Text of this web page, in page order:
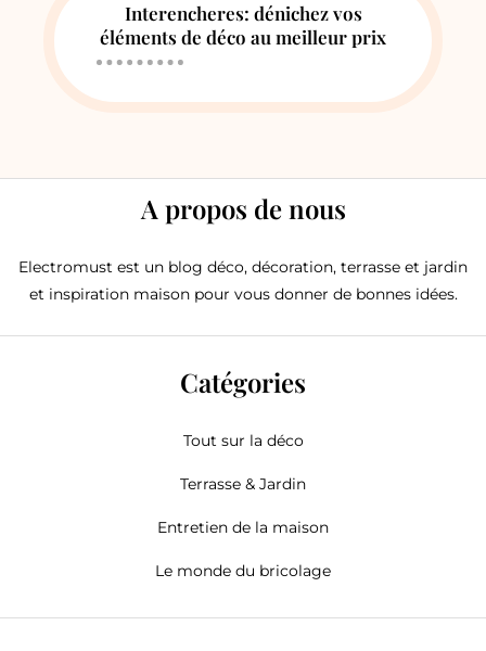
Interencheres: dénichez vos
éléments de déco au meilleur prix
A propos de nous
Electromust est un blog déco, décoration, terrasse et jardin
et inspiration maison pour vous donner de bonnes idées.
Catégories
Tout sur la déco
Terrasse & Jardin
Entretien de la maison
Le monde du bricolage